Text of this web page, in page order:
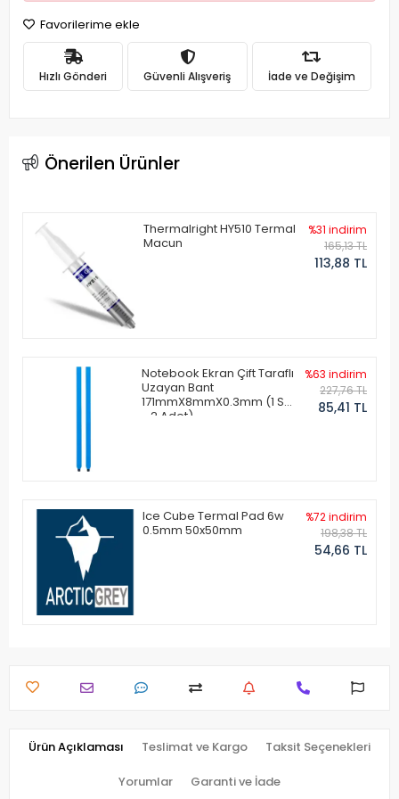
Favorilerime ekle
Hızlı Gönderi Güvenli Alışveriş İade ve Değişim
Önerilen Ürünler
Thermalright HY510 Termal
Macun
%31 indirim
165,13 TL
113,88 TL
Notebook Ekran Çift Taraflı
Uzayan Bant
171mmX8mmX0.3mm (1 Set
- 2 Adet)
%63 indirim
227,76 TL
85,41 TL
Ice Cube Termal Pad 6w
0.5mm 50x50mm
%72 indirim
198,38 TL
54,66 TL
Ürün Açıklaması Teslimat ve Kargo Taksit Seçenekleri
Yorumlar Garanti ve İade